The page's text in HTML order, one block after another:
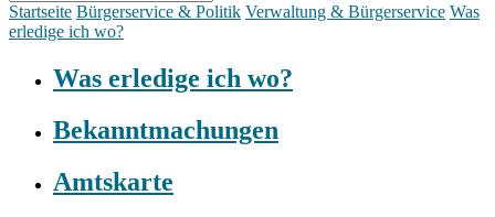
Startseite Bürgerservice & Politik Verwaltung & Bürgerservice Was
erledige ich wo?
Was erledige ich wo?
Bekanntmachungen
Amtskarte